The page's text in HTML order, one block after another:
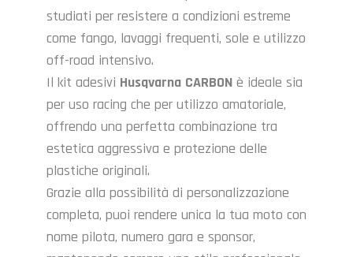
studiati per resistere a condizioni estreme
come fango, lavaggi frequenti, sole e utilizzo
off-road intensivo.
Il kit adesivi Husqvarna CARBON è ideale sia
per uso racing che per utilizzo amatoriale,
offrendo una perfetta combinazione tra
estetica aggressiva e protezione delle
plastiche originali.
Grazie alla possibilità di personalizzazione
completa, puoi rendere unica la tua moto con
nome pilota, numero gara e sponsor,